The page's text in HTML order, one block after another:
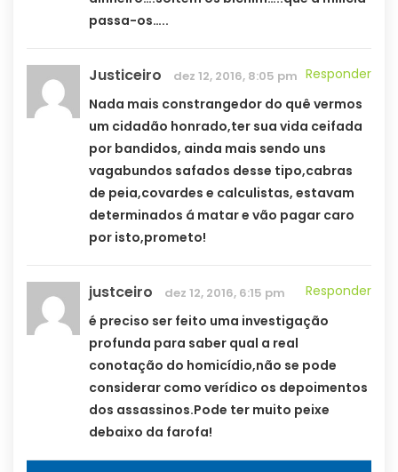
passa-os…..
Justiceiro dez 12, 2016, 8:05 pm Responder
Nada mais constrangedor do quê vermos
um cidadão honrado,ter sua vida ceifada
por bandidos, ainda mais sendo uns
vagabundos safados desse tipo,cabras
de peia,covardes e calculistas, estavam
determinados á matar e vão pagar caro
por isto,prometo!
justceiro dez 12, 2016, 6:15 pm
Responder
é preciso ser feito uma investigação
profunda para saber qual a real
conotação do homicídio,não se pode
considerar como verídico os depoimentos
dos assassinos.Pode ter muito peixe
debaixo da farofa!